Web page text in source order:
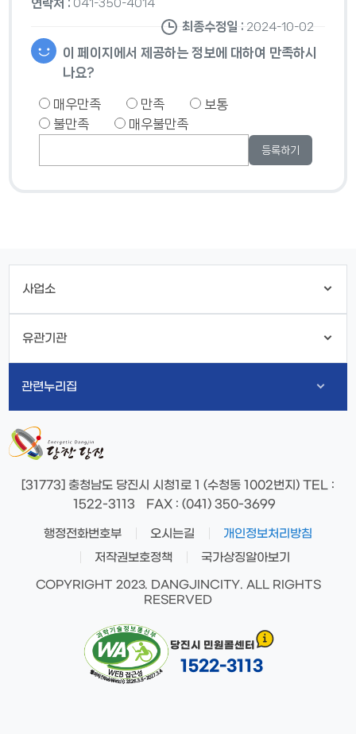
연락처 : 041-350-4014
최종수정일 : 2024-10-02
이 페이지에서 제공하는 정보에 대하여 만족하시
나요?
매우만족 만족
보통
불만족
매우불만족
사업소
유관기관
관련누리집
[31773] 충청남도 당진시 시청1로 1 (수청동 1002번지) TEL :
1522-3113
FAX: (041) 350-3699
행정전화번호부 오시는길
개인정보처리방침
저작권보호정책
국가상징알아보기
COPYRIGHT 2023. DANGJINCITY. ALL RIGHTS
RESERVED
당진시 민원콜센터
1522-3113